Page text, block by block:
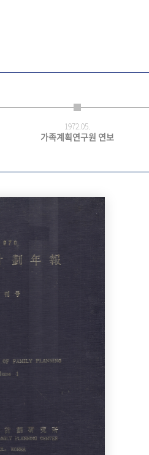
1972.05.
가족계획연구원 연보